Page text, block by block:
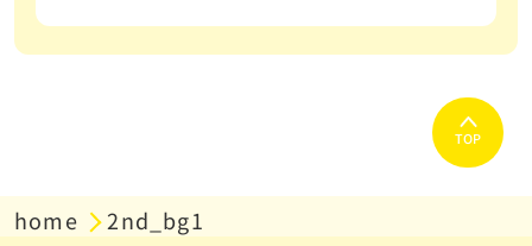
TOP
home 2nd_bg1